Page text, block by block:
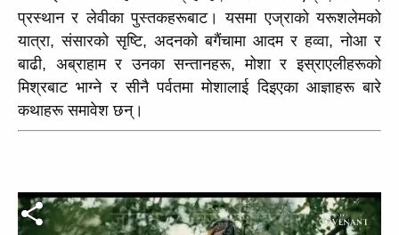
प्रस्थान र लेवीका पुस्तकहरूबाट। यसमा एज्राको यरूशलेमको
यात्रा, संसारको सृष्टि, अदनको बगैंचामा आदम र हव्वा, नोआ र
बाढी, अब्राहाम र उनका सन्तानहरू, मोशा र इस्राएलीहरूको
मिश्रबाट भाग्ने र सीनै पर्वतमा मोशालाई दिइएका आज्ञाहरू बारे
कथाहरू समावेश छन्।